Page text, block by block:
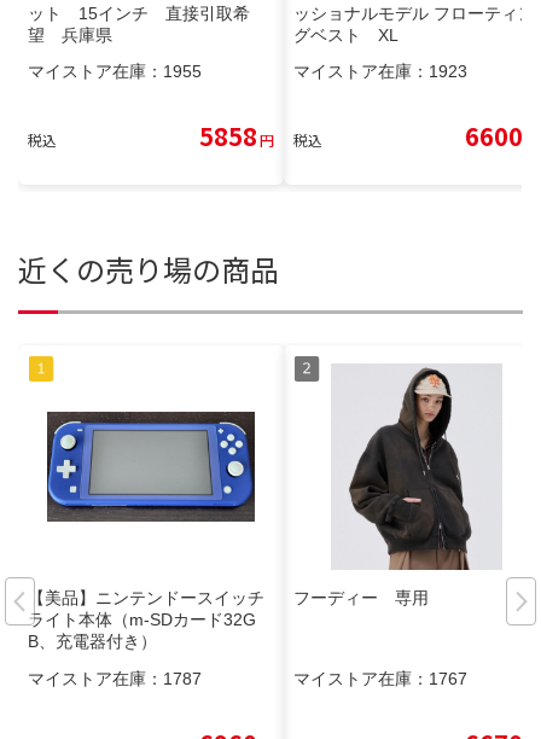
ット 15インチ 直接引取希
望 兵庫県
マイストア在庫： 1955
税込 5858円
ッショナルモデル フローティン
グベスト XL
マイストア在庫： 1923
税込 6600
近くの売り場の商品
【美品】ニンテンドースイッチ
ライト本体（m-SDカード32G
B、充電器付き）
マイストア在庫： 1787
フーディー 専用
マイストア在庫： 1767